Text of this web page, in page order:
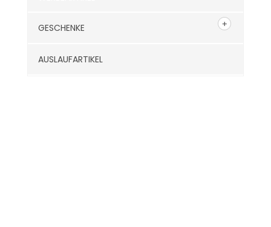
GESCHENKE
AUSLAUFARTIKEL